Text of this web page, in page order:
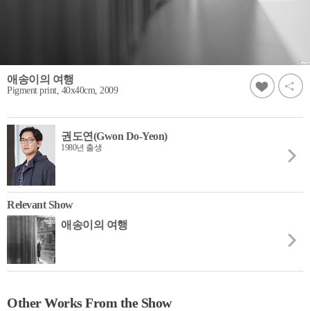
애송이의 여행
Pigment print, 40x40cm, 2009
권도연(Gwon Do-Yeon)
1980년 출생
Relevant Show
애송이의 여행
Other Works From the Show